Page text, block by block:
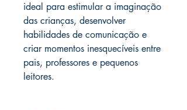
ideal para estimular a imaginação
das crianças, desenvolver
habilidades de comunicação e
criar momentos inesquecíveis entre
pais, professores e pequenos
leitores.